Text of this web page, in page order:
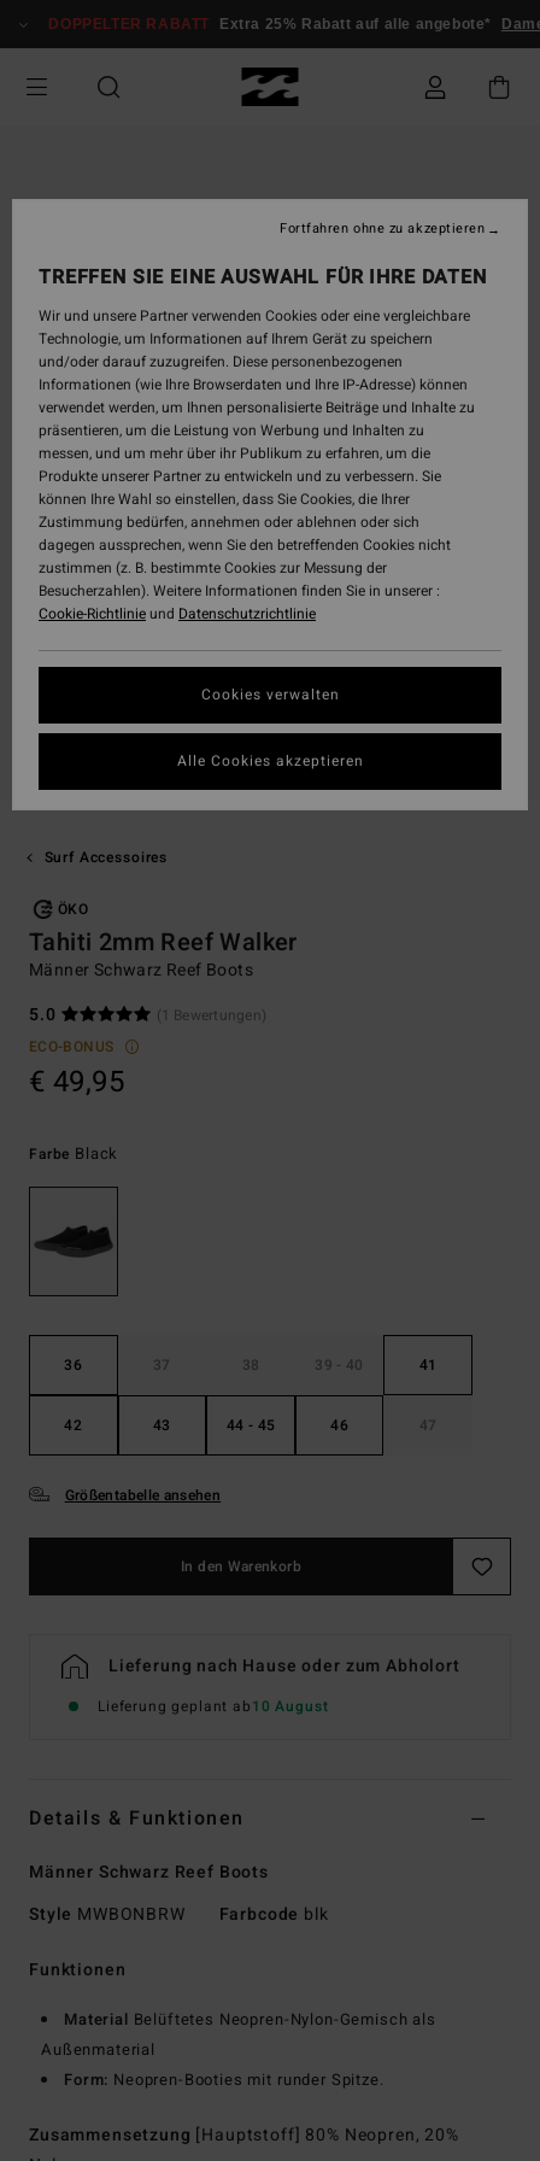
zur
springen
DOPPELTER RABATT Extra 25% Rabatt auf alle angebote*
Surf Accessoires
ÖKO
Tahiti 2mm Reef Walker
Männer Schwarz Reef Boots
5.0
(1 Bewertungen)
ECO-BONUS
€ 49,95
Farbe Black
36 37 38 39 - 40 41
42 43 44 - 45 46 47
Größentabelle ansehen
In den Warenkorb
Lieferung nach Hause oder zum Abholort
Lieferung geplant ab10 August
Details & Funktionen
Männer Schwarz Reef Boots
Style MWBONBRW Farbcode blk
Funktionen
Material Belüftetes Neopren-Nylon-Gemisch als
Außenmaterial
Form: Neopren-Booties mit runder Spitze.
Zusammensetzung [Hauptstoff] 80% Neopren, 20%
TREFFEN SIE EINE AUSWAHL FÜR IHRE DATEN
Wir und unsere Partner verwenden Cookies oder eine vergleichbare
Technologie, um Informationen auf Ihrem Gerät zu speichern
und/oder darauf zuzugreifen. Diese personenbezogenen
Informationen (wie Ihre Browserdaten und Ihre IP-Adresse) können
verwendet werden, um Ihnen personalisierte Beiträge und Inhalte zu
präsentieren, um die Leistung von Werbung und Inhalten zu
messen, und um mehr über ihr Publikum zu erfahren, um die
Produkte unserer Partner zu entwickeln und zu verbessern. Sie
können Ihre Wahl so einstellen, dass Sie Cookies, die Ihrer
Zustimmung bedürfen, annehmen oder ablehnen oder sich
dagegen aussprechen, wenn Sie den betreffenden Cookies nicht
zustimmen (z. B. bestimmte Cookies zur Messung der
Besucherzahlen). Weitere Informationen finden Sie in unserer :
Cookie-Richtlinieund Datenschutzrichtlinie
Cookies verwalten
Fortfahren ohne zu akzeptieren
Alle Cookies akzeptieren